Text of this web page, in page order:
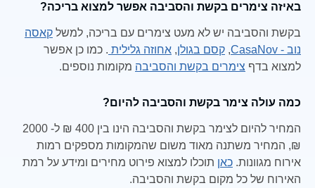
באיזה צימרים בקשת והסביבה אפשר למצוא בריכה?
בקשת והסביבה יש לא מעט צימרים עם בריכה, למשל קאסה
נוב - CasaNov
, קסם בגולן, אחוזה גלילית . כמו כן אפשר
למצוא בדף צימרים בקשת והסביבה מקומות נוספים.
כמה עולה צימר בקשת והסביבה להיום?
המחיר להיום לצימר בקשת והסביבה הינו בין 400 ₪ ל- 2000
₪, המחיר משתנה מאוד משום שהמקומות מספקים רמות
אירוח מגוונות. כאן תוכלו למצוא פירוט מחירים ומידע על רמת
האירוח של כל מקום בקשת והסביבה.